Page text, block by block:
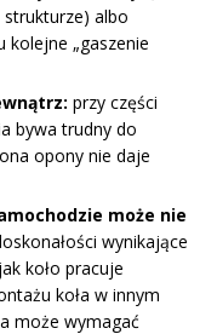
albo
kolejne „gaszenie
przy części
bywa trudny do
opony nie daje
może nie
wynikające
koło pracuje
koła w innym
może wymagać